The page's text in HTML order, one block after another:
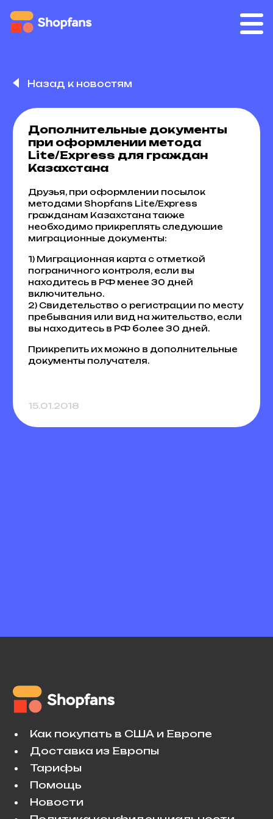
Назад к новостям
Дополнительные документы
при оформлении метода
Lite/Express для граждан
Казахстана
Друзья, при оформлении посылок
методами Shopfans Lite/Express
гражданам Казахстана также
необходимо прикреплять следуюшие
миграционные документы:
1) Миграционная карта с отметкой
пограничного контроля, если вы
находитесь в РФ менее 30 дней
включительно.
2) Свидетельство о регистрации по месту
пребывания или вид на жительство, если
вы находитесь в РФ более 30 дней.
Прикрепить их можно в дополнительные
документы получателя.
15.01.2018
Как покупать в США и Европе
Доставка из Европы
Тарифы
Помощь
Новости